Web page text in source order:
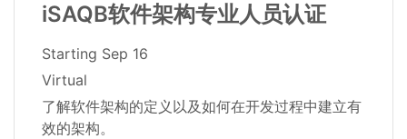
iSAQB软件架构专业人员认证
Starting Sep 16
Virtual
了解软件架构的定义以及如何在开发过程中建立有
效的架构。